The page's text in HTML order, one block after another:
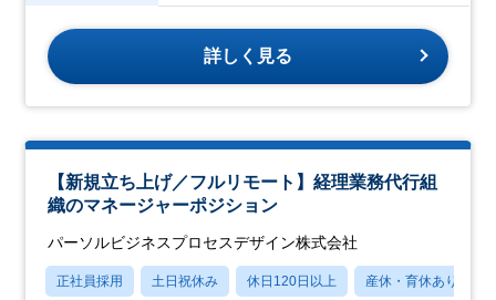
詳しく見る
【新規立ち上げ／フルリモート】経理業務代行組
織のマネージャーポジション
パーソルビジネスプロセスデザイン株式会社
正社員採用 土日祝休み 休日120日以上 産休・育休あり